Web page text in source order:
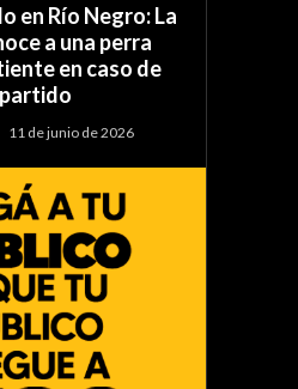
en Río Negro: La
a una perra
en caso de
11 de junio de 2026